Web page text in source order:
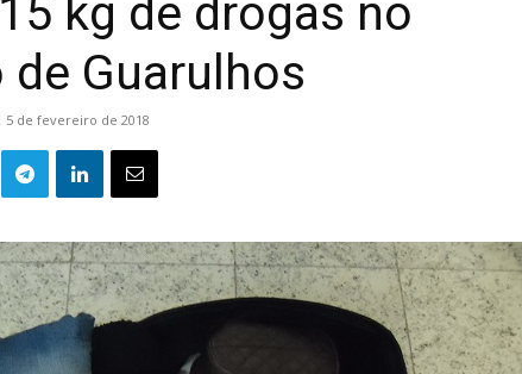
kg de drogas no
Guarulhos
5 de fevereiro de 2018